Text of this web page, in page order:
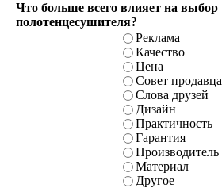
Что больше всего влияет на выбор
полотенцесушителя?
Реклама
Качество
Цена
Совет продавца
Слова друзей
Дизайн
Практичность
Гарантия
Производитель
Материал
Другое